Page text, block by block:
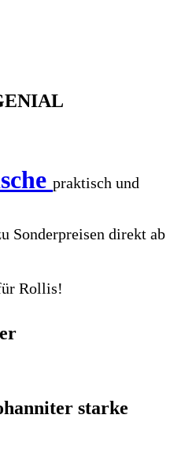
praktisch und
Sonderpreisen direkt ab
Rollis!
starke